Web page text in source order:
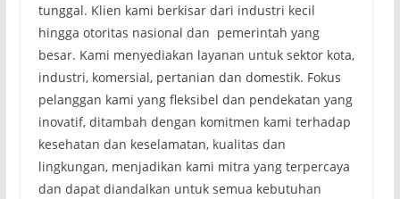
tunggal. Klien kami berkisar dari industri kecil
hingga otoritas nasional dan pemerintah yang
besar. Kami menyediakan layanan untuk sektor kota,
industri, komersial, pertanian dan domestik. Fokus
pelanggan kami yang fleksibel dan pendekatan yang
inovatif, ditambah dengan komitmen kami terhadap
kesehatan dan keselamatan, kualitas dan
lingkungan, menjadikan kami mitra yang terpercaya
dan dapat diandalkan untuk semua kebutuhan